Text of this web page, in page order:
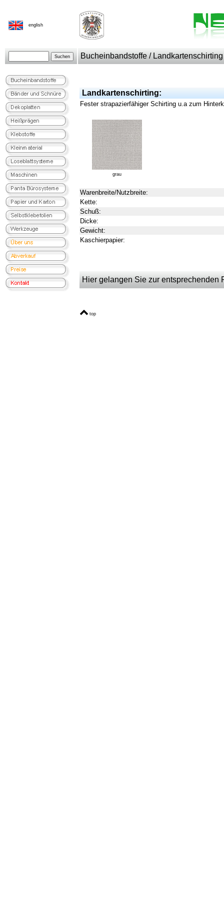
english
Bucheinbandstoffe / Landkartenschirting
Landkartenschirting:
Fester strapazierfähiger Schirting u.a zum
grau
Warenbreite/Nutzbreite:
Kette:
Schuß:
Dicke:
Gewicht:
Kaschierpapier:
Hier gelangen Sie zur entsprechenden
top